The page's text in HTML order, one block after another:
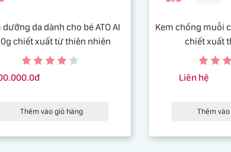
dưỡng da dành cho bé ATO AI
chiết xuất từ thiên nhiên
Thêm vào giỏ hàng
Kem chống muỗi
chiết xuất
Liên hệ
Thêm